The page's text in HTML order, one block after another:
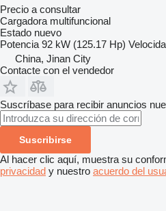
Precio a consultar
Cargadora multifuncional
Estado nuevo
Potencia 92 kW (125.17 Hp)
China, Jinan City
Contacte con el vendedor
Suscríbase para recibir anuncios
Suscribirse
Al hacer clic aquí, muestra su
privacidad y nuestro acuerdo del